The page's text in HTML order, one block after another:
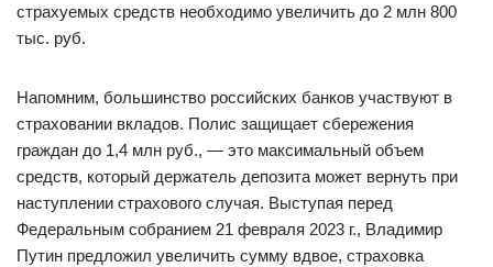
страхуемых средств необходимо увеличить до 2 млн 800
тыс. руб.
Напомним, большинство российских банков участвуют в
страховании вкладов. Полис защищает сбережения
граждан до 1,4 млн руб., — это максимальный объем
средств, который держатель депозита может вернуть при
наступлении страхового случая. Выступая перед
Федеральным собранием 21 февраля 2023 г., Владимир
Путин предложил увеличить сумму вдвое, страховка